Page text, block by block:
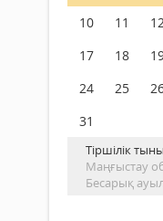
10
11 12
17
18
24
25
31
Тіршілік
Маңғыстау
Бесарық